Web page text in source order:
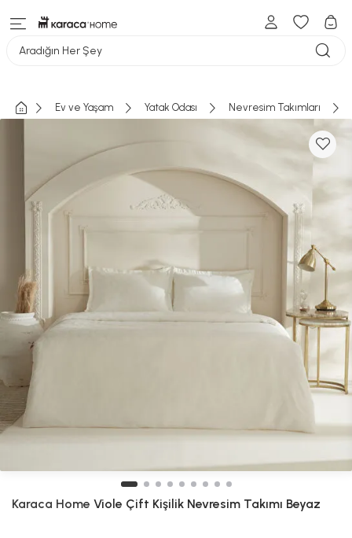
Aradığın Her Şey
Ev ve Yaşam Yatak Odası Nevresim Takımları
Karaca Home Viole Çift Kişilik Nevresim Takımı Beyaz